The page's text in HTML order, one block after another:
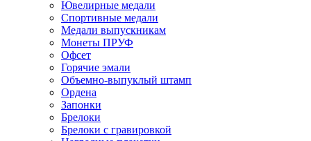
Ювелирные медали
Спортивные медали
Медали выпускникам
Монеты ПРУФ
Офсет
Горячие эмали
Объемно-выпуклый штамп
Ордена
Запонки
Брелоки
Брелоки с гравировкой